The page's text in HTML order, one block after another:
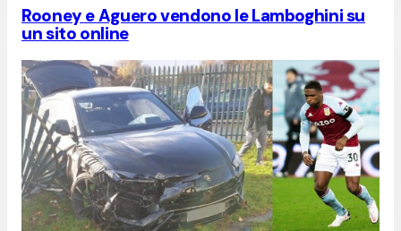
Rooney e Aguero vendono le Lamboghini su
un sito online